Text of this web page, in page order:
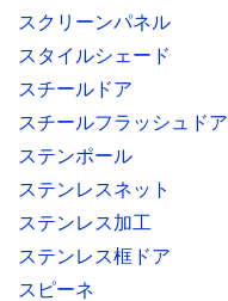
スクリーンパネル
スタイルシェード
スチールドア
スチールフラッシュドア
ステンポール
ステンレスネット
ステンレス加工
ステンレス框ドア
スピーネ